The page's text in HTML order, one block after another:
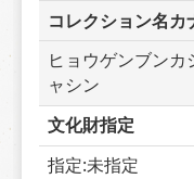
コレクション名カ
ヒョウゲンブン
ャシン
文化財指定
指定:未指定